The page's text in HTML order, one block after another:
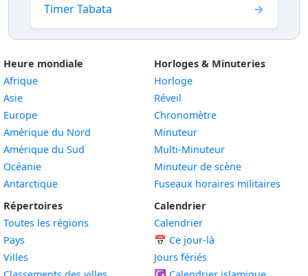
Timer Tabata
Heure mondiale
Afrique
Asie
Europe
Amérique du Nord
Amérique du Sud
Océanie
Antarctique
Répertoires
Toutes les régions
Pays
Villes
Horloges & Minuteries
Horloge
Réveil
Chronomètre
Minuteur
Multi-Minuteur
Minuteur de scène
Fuseaux horaires militaires
Calendrier
Calendrier
📅 Ce jour-là
Jours fériés